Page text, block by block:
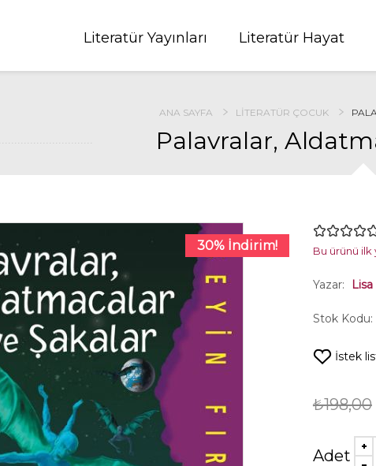
Literatür Yayınları Literatür Hayat
ANA SAYFA LITERATÜR ÇOCUK
Palavralar,
30% İndirim! Bu ürünü ilk
Yazar:
Stok Kodu:
İstek
₺198,00
Adet